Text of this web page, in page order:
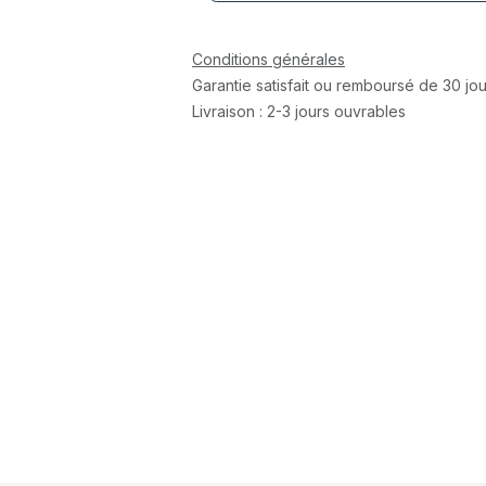
Conditions générales
Garantie satisfait ou remboursé de 30
Livraison : 2-3 jours ouvrables